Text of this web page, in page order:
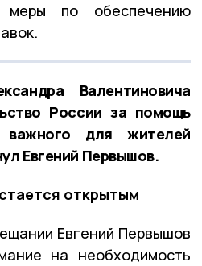
меры по обеспечению
Валентиновича
России за помощь
для жителей
Евгений Первышов.
открытым
Евгений Первышов
на необходимость